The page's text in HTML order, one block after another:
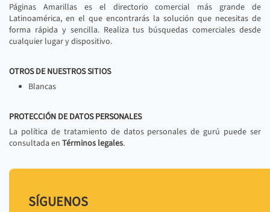
Páginas Amarillas es el directorio comercial más grande de
Latinoamérica, en el que encontrarás la solución que necesitas de
forma rápida y sencilla. Realiza tus búsquedas comerciales desde
cualquier lugar y dispositivo.
OTROS DE NUESTROS SITIOS
Blancas
PROTECCIÓN DE DATOS PERSONALES
La política de tratamiento de datos personales de gurú puede ser
consultada en Términos legales.
SÍGUENOS